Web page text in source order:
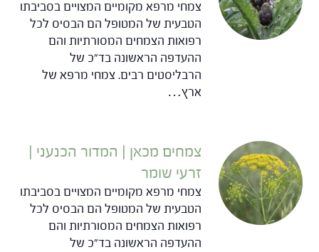
צמחי מרפא מקומיים המצויים בסביבתו
הטבעית של המטופל הם הבסיס לכל
רפואות הצמחים המסורתיות והם
ההעדפה הראשונה בד"כ של
הרבליסטים רבים. צמחי מרפא של
ארץ…
צמחים מכאן | המדור הכנעני |
זרעי שומר
צמחי מרפא מקומיים המצויים בסביבתו
הטבעית של המטופל הם הבסיס לכל
רפואות הצמחים המסורתיות והם
ההעדפה הראשונה בד"כ של